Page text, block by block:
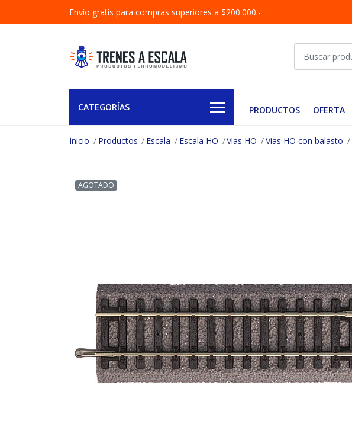
Envío gratis para compras superiores a $200.000.-
CATEGORÍAS PRODUCTOS OFERTA
Inicio Productos Escala Escala HO Vias HO Vias HO con balasto
AGOTADO